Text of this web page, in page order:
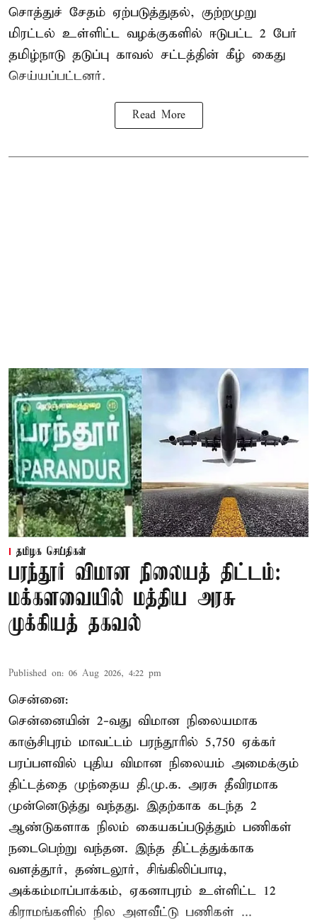
சொத்துச் சேதம் ஏற்படுத்துதல், குற்றமுறு
மிரட்டல் உள்ளிட்ட வழக்குகளில் ஈடுபட்ட 2 பேர்
தமிழ்நாடு தடுப்பு காவல் சட்டத்தின் கீழ் கைது
செய்யப்பட்டனர்.
Read More
தமிழக செய்திகள்
பரந்தூர் விமான நிலையத் திட்டம்:
மக்களவையில் மத்திய அரசு
முக்கியத் தகவல்
Published on: 06 Aug 2026, 4:22 pm
சென்னை:
சென்னையின் 2-வது விமான நிலையமாக
காஞ்சிபுரம் மாவட்டம் பரந்தூரில் 5,750 ஏக்கர்
பரப்பளவில் புதிய விமான நிலையம் அமைக்கும்
திட்டத்தை முந்தைய தி.மு.க. அரசு தீவிரமாக
முன்னெடுத்து வந்தது. இதற்காக கடந்த 2
ஆண்டுகளாக நிலம் கையகப்படுத்தும் பணிகள்
நடைபெற்று வந்தன. இந்த திட்டத்துக்காக
வளத்தூர், தண்டலூர், சிங்கிலிப்பாடி,
அக்கம்மாப்பாக்கம், ஏகனாபுரம் உள்ளிட்ட 12
கிராமங்களில் நில அளவீட்டு பணிகள் ...